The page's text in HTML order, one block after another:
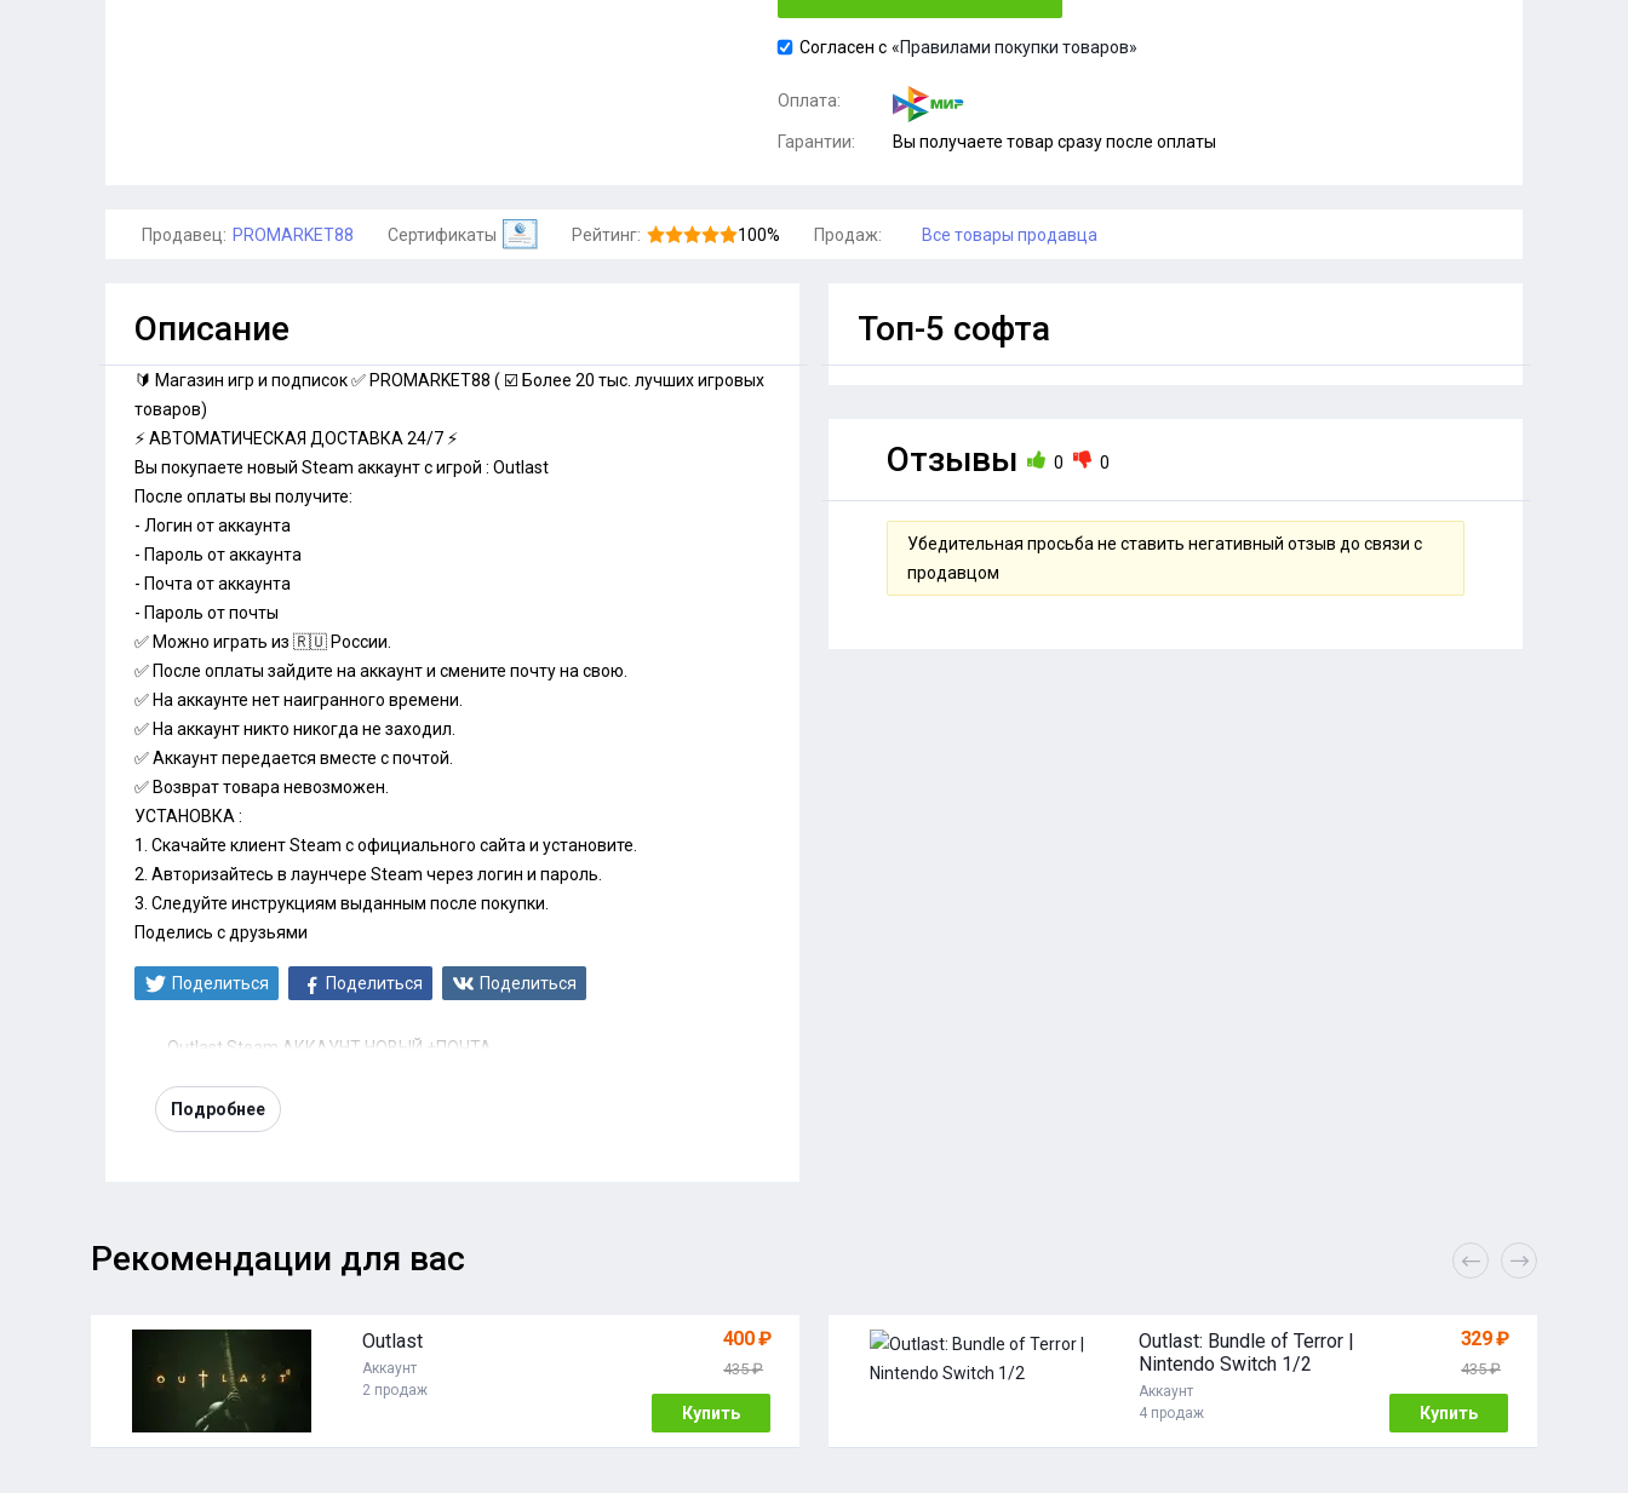
Согласен с «Правилами покупки товаров»
Оплата:
Гарантии: Вы получаете товар сразу после оплаты
Продавец: PROMARKET88 Сертификаты Рейтинг: 100% Продаж: Все товары продавца
Описание
🔰 Магазин игр и подписок ✅ PROMARKET88 ( ☑️ Более 20 тыс. лучших игровых
товаров)
⚡ АВТОМАТИЧЕСКАЯ ДОСТАВКА 24/7 ⚡
Вы покупаете новый Steam аккаунт с игрой : Outlast
После оплаты вы получите:
- Логин от аккаунта
- Пароль от аккаунта
- Почта от аккаунта
- Пароль от почты
✅ Можно играть из 🇷🇺 России.
✅ После оплаты зайдите на аккаунт и смените почту на свою.
✅ На аккаунте нет наигранного времени.
✅ На аккаунт никто никогда не заходил.
✅ Аккаунт передается вместе с почтой.
✅ Возврат товара невозможен.
УСТАНОВКА :
1. Скачайте клиент Steam с официального сайта и установите.
2. Авторизайтесь в лаунчере Steam через логин и пароль.
3. Следуйте инструкциям выданным после покупки.
Поделись с друзьями
Поделиться Поделиться Поделиться
Outlast Steam АККАУНТ НОВЫЙ +ПОЧТА
Подробнее
Топ-5 софта
Отзывы 0 0
Убедительная просьба не ставить негативный отзыв до связи с
продавцом
Рекомендации для вас
Outlast
Аккаунт
2 продаж
400 ₽
435 ₽
Купить
Outlast: Bundle of Terror |
Nintendo Switch 1/2
Аккаунт
4 продаж
329 ₽
435 ₽
Купить